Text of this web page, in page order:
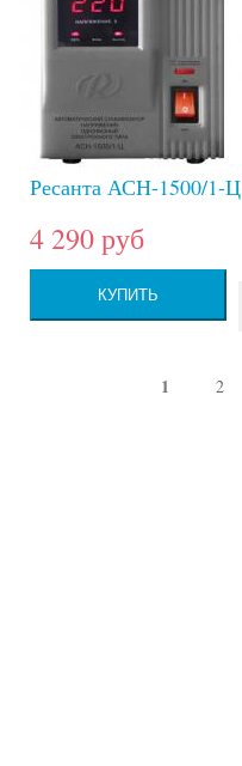
Ресанта АСН-1500/1-Ц
4 290 руб
КУПИТЬ
1 2